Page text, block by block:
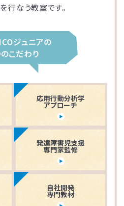
行なう教室です。
ジュニアの
こだわり
応用行動分析学
アプローチ
発達障害児支援
専門家監修
自社開発
専門教材